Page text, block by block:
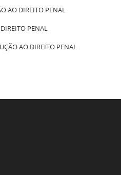
AO DIREITO PENAL
PENAL
AO DIREITO PENAL